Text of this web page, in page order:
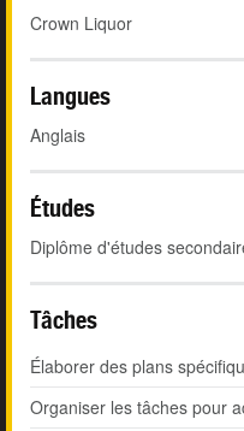
Crown Liquor
Langues
Anglais
Études
Diplôme d'études
Tâches
Élaborer des plans
Organiser les tâches pour